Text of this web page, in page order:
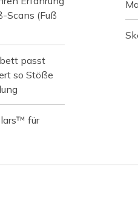
Scans (Fuß
passt
so Stöße
für